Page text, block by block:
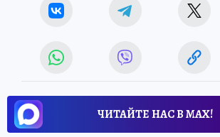
ЧИТАЙТЕ НАС В МАХ!